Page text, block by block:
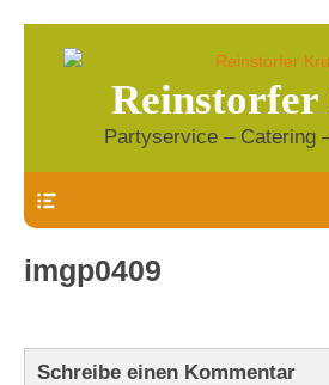
Partyservice – Catering
imgp0409
Schreibe einen Kommentar